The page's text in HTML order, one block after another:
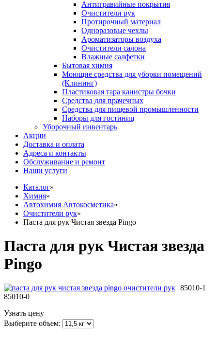
Антигравийные покрытия
Очистители рук
Протирочный материал
Одноразовые чехлы
Ароматизаторы воздуха
Очистители салона
Влажные салфетки
Бытовая химия
Моющие средства для уборки помещений
(Клининг)
Пластиковая тара канистры бочки
Средства для прачечных
Средства для пищевой промышленности
Наборы для гостиниц
Уборочный инвентарь
Акции
Доставка и оплата
Адреса и контакты
Обслуживание и ремонт
Наши услуги
Каталог»
Химия»
Автохимия Автокосметика»
Очистители рук»
Паста для рук Чистая звезда Pingo
Паста для рук Чистая звезда
Pingo
85010-1
85010-0
Узнать цену
Выберите объем: